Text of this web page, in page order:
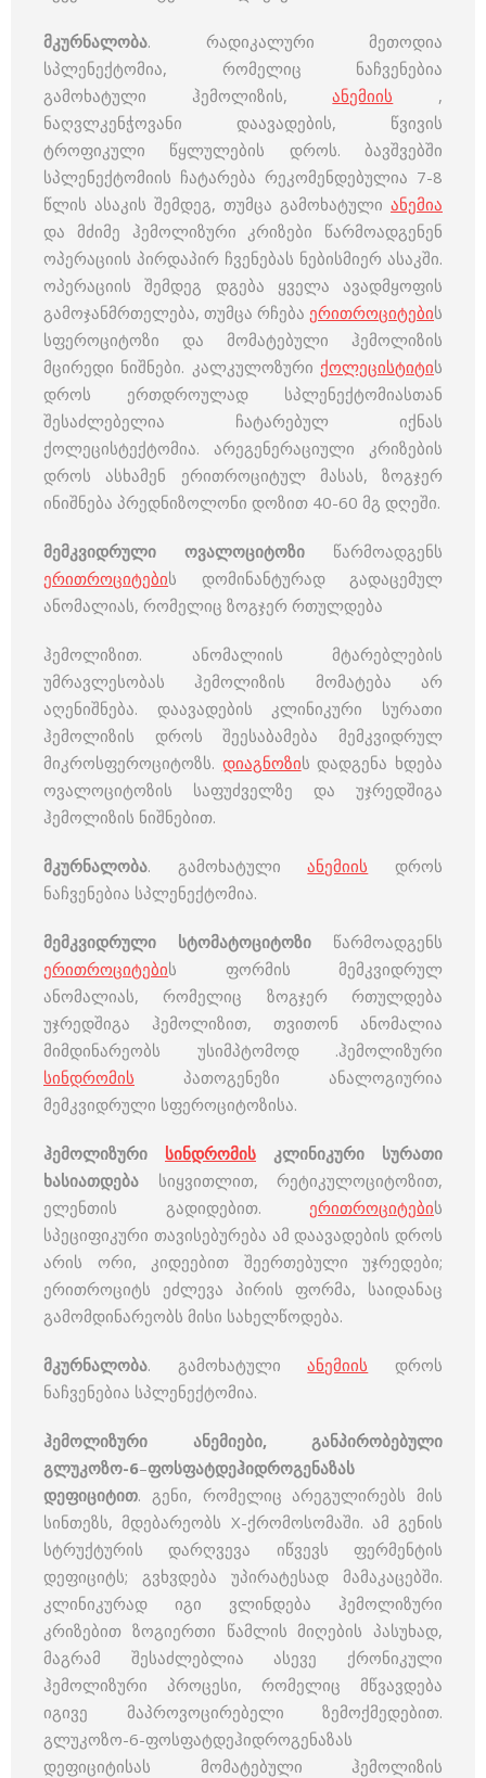
მკურნალობა. რადიკალური მეთოდია
სპლენექტომია, რომელიც ნაჩვენებია
გამოხატული ჰემოლიზის,ანემიის ,
ნაღვლკენჭოვანი დაავადების, წვივის
ტროფიკული წყლულების დროს. ბავშვებში
სპლენექტომიის ჩატარება რეკომენდებულია 7-8
წლის ასაკის შემდეგ, თუმცა გამოხატული ანემია
და მძიმე ჰემოლიზური კრიზები წარმოადგენენ
ოპერაციის პირდაპირ ჩვენებას ნებისმიერ ასაკში.
ოპერაციის შემდეგ დგება ყველა ავადმყოფის
გამოჯანმრთელება, თუმცა რჩება ერითროციტების
სფეროციტოზი და მომატებული ჰემოლიზის
მცირედი ნიშნები. კალკულოზური ქოლეცისტიტის
დროს ერთდროულად სპლენექტომიასთან
შესაძლებელია ჩატარებულ იქნას
ქოლეცისტექტომია. არეგენერაციული კრიზების
დროს ასხამენ ერითროციტულ მასას, ზოგჯერ
ინიშნება პრედნიზოლონი დოზით 40-60 მგ დღეში.
მემკვიდრული ოვალოციტოზი წარმოადგენს
ერითროციტების დომინანტურად გადაცემულ
ანომალიას, რომელიც ზოგჯერ რთულდება
ჰემოლიზით. ანომალიის მტარებლების
უმრავლესობას ჰემოლიზის მომატება არ
აღენიშნება. დაავადების კლინიკური სურათი
ჰემოლიზის დროს შეესაბამება მემკვიდრულ
მიკროსფეროციტოზს. დიაგნოზის დადგენა ხდება
ოვალოციტოზის საფუძველზე და უჯრედშიგა
ჰემოლიზის ნიშნებით.
მკურნალობა. გამოხატულიანემიის დროს
ნაჩვენებია სპლენექტომია.
მემკვიდრული სტომატოციტოზი წარმოადგენს
ერითროციტების ფორმის მემკვიდრულ
ანომალიას, რომელიც ზოგჯერ რთულდება
უჯრედშიგა ჰემოლიზით, თვითონ ანომალია
მიმდინარეობს უსიმპტომოდ .ჰემოლიზური
სინდრომის პათოგენეზი ანალოგიურია
მემკვიდრული სფეროციტოზისა.
ჰემოლიზური სინდრომის კლინიკური სურათი
ხასიათდება სიყვითლით, რეტიკულოციტოზით,
ელენთის გადიდებით. ერითროციტების
სპეციფიკური თავისებურება ამ დაავადების დროს
არის ორი, კიდეებით შეერთებული უჯრედები;
ერითროციტს ეძლევა პირის ფორმა, საიდანაც
გამომდინარეობს მისი სახელწოდება.
მკურნალობა. გამოხატულიანემიის დროს
ნაჩვენებია სპლენექტომია.
ჰემოლიზური ანემიები, განპირობებული
გლუკოზო-6–ფოსფატდეჰიდროგენაზას
დეფიციტით. გენი, რომელიც არეგულირებს მის
სინთეზს, მდებარეობს Х-ქრომოსომაში. ამ გენის
სტრუქტურის დარღვევა იწვევს ფერმენტის
დეფიციტს; გვხვდება უპირატესად მამაკაცებში.
კლინიკურად იგი ვლინდება ჰემოლიზური
კრიზებით ზოგიერთი წამლის მიღების პასუხად,
მაგრამ შესაძლებლია ასევე ქრონიკული
ჰემოლიზური პროცესი, რომელიც მწვავდება
იგივე მაპროვოცირებელი ზემოქმედებით.
გლუკოზო-6-ფოსფატდეჰიდროგენაზას
დეფიციტისას მომატებული ჰემოლიზის